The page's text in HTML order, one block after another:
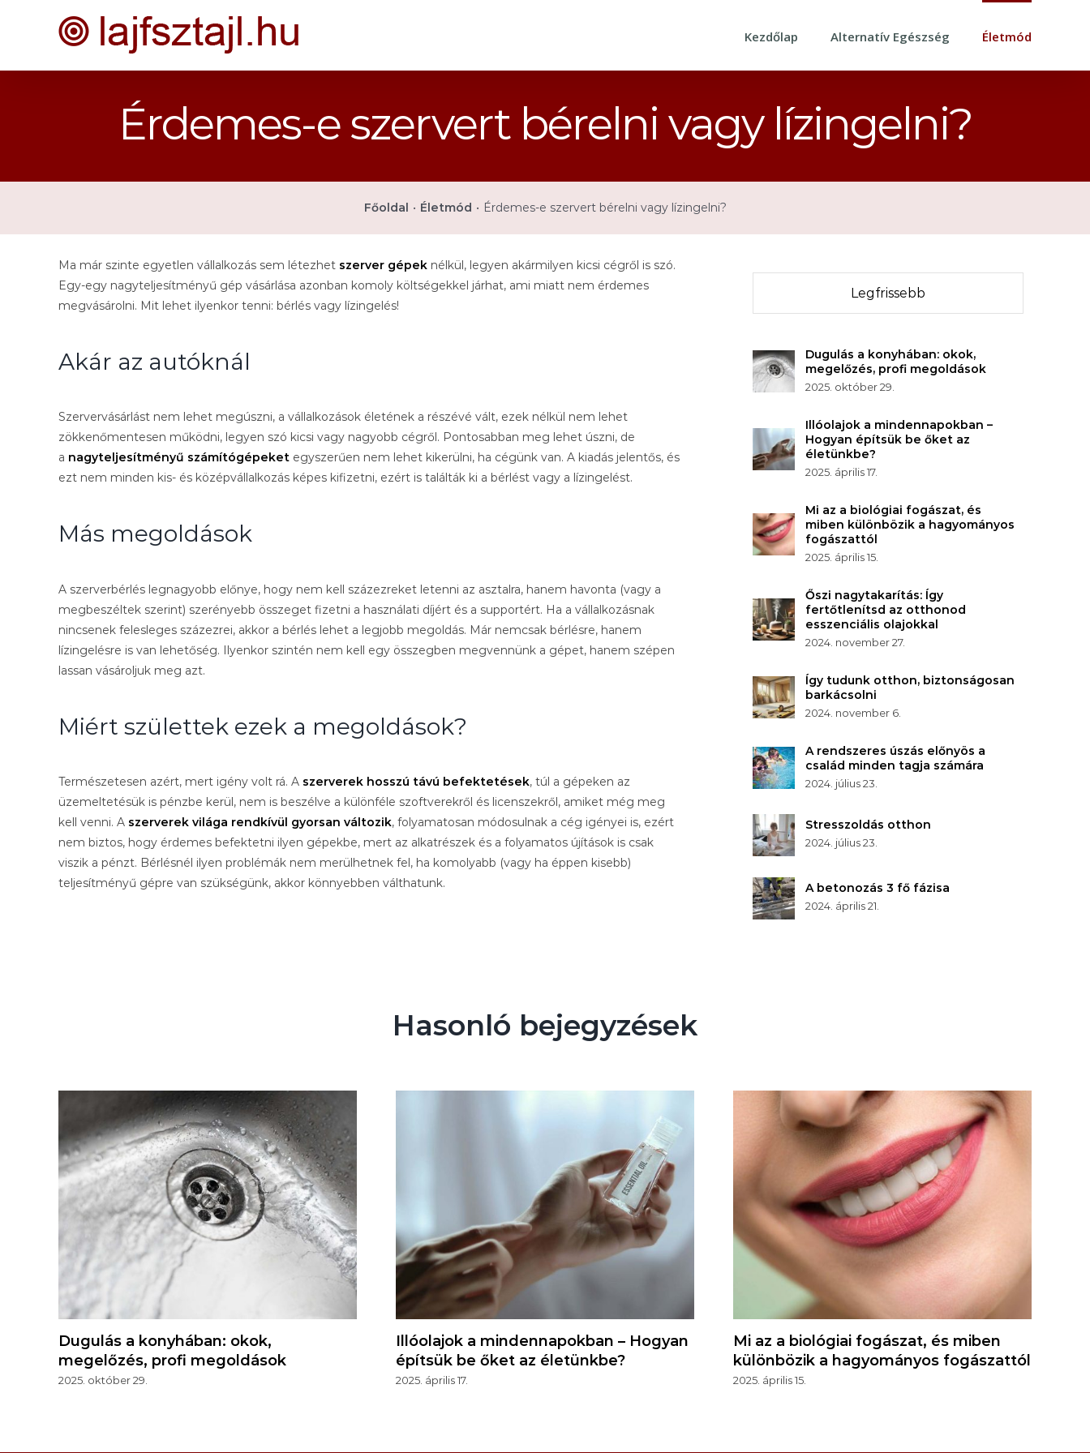
Kezdőlap Alternatív Egészség Életmód
Érdemes-e szervert bérelni vagy lízingelni?
Főoldal • Életmód • Érdemes-e szervert bérelni vagy lízingelni?
Ma már szinte egyetlen vállalkozás sem létezhet szerver gépek nélkül, legyen akármilyen kicsi cégről is szó.
Egy-egy nagyteljesítményű gép vásárlása azonban komoly költségekkel járhat, ami miatt nem érdemes
megvásárolni. Mit lehet ilyenkor tenni: bérlés vagy lízingelés!
Akár az autóknál
Szervervásárlást nem lehet megúszni, a vállalkozások életének a részévé vált, ezek nélkül nem lehet
zökkenőmentesen működni, legyen szó kicsi vagy nagyobb cégről. Pontosabban meg lehet úszni, de
a nagyteljesítményű számítógépeket egyszerűen nem lehet kikerülni, ha cégünk van. A kiadás jelentős, és
ezt nem minden kis- és középvállalkozás képes kifizetni, ezért is találták ki a bérlést vagy a lízingelést.
Más megoldások
A szerverbérlés legnagyobb előnye, hogy nem kell százezreket letenni az asztalra, hanem havonta (vagy a
megbeszéltek szerint) szerényebb összeget fizetni a használati díjért és a supportért. Ha a vállalkozásnak
nincsenek felesleges százezrei, akkor a bérlés lehet a legjobb megoldás. Már nemcsak bérlésre, hanem
lízingelésre is van lehetőség. Ilyenkor szintén nem kell egy összegben megvennünk a gépet, hanem szépen
lassan vásároljuk meg azt.
Miért születtek ezek a megoldások?
Természetesen azért, mert igény volt rá. A szerverek hosszú távú befektetések, túl a gépeken az
üzemeltetésük is pénzbe kerül, nem is beszélve a különféle szoftverekről és licenszekről, amiket még meg
kell venni. A szerverek világa rendkívül gyorsan változik, folyamatosan módosulnak a cég igényei is, ezért
nem biztos, hogy érdemes befektetni ilyen gépekbe, mert az alkatrészek és a folyamatos újítások is csak
viszik a pénzt. Bérlésnél ilyen problémák nem merülhetnek fel, ha komolyabb (vagy ha éppen kisebb)
teljesítményű gépre van szükségünk, akkor könnyebben válthatunk.
Legfrissebb
Dugulás a konyhában: okok,
megelőzés, profi megoldások
2025. október 29.
Illóolajok a mindennapokban –
Hogyan építsük be őket az
életünkbe?
2025. április 17.
Mi az a biológiai fogászat, és
miben különbözik a hagyományos
fogászattól
2025. április 15.
Őszi nagytakarítás: Így
fertőtlenítsd az otthonod
esszenciális olajokkal
2024. november 27.
Így tudunk otthon, biztonságosan
barkácsolni
2024. november 6.
A rendszeres úszás előnyös a
család minden tagja számára
2024. július 23.
Stresszoldás otthon
2024. július 23.
A betonozás 3 fő fázisa
2024. április 21.
Hasonló bejegyzések
Dugulás a konyhában: okok,
megelőzés, profi megoldások
2025. október 29.
Illóolajok a mindennapokban – Hogyan
építsük be őket az életünkbe?
2025. április 17.
Mi az a biológiai fogászat, és miben
különbözik a hagyományos fogászattól
2025. április 15.